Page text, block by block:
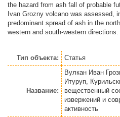
the hazard from ash fall of probable
Ivan Grozny volcano was assessed,
predominant spread of ash in the
western and south-western directions.
Тип объекта: Статья
Название:
Вулкан Иван
Итуруп,
вещественный
извержений и
активность